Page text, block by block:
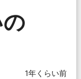
1年くらい前